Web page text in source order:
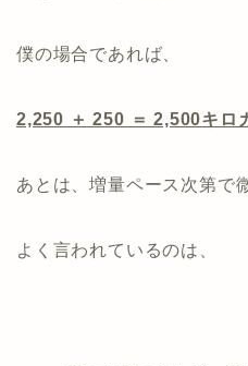
僕の場合であれば、
2,250 ＋ 250 ＝ 2,500キロ
あとは、増量ペース次第で
よく言われているのは、